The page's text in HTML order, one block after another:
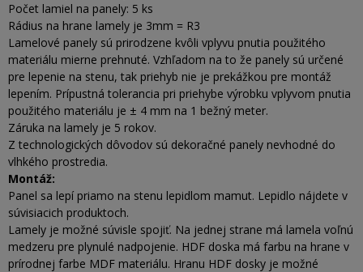
Počet lamiel na panely: 5 ks
Rádius na hrane lamely je 3mm = R3
Lamelové panely sú prirodzene kvôli vplyvu pnutia použitého
materiálu mierne prehnuté. Vzhľadom na to že panely sú určené
pre lepenie na stenu, tak priehyb nie je prekážkou pre montáž
lepením. Prípustná tolerancia pri priehybe výrobku vplyvom pnutia
použitého materiálu je ± 4 mm na 1 bežný meter.
Záruka na lamely je 5 rokov.
Z technologických dôvodov sú dekoračné panely nevhodné do
vlhkého prostredia.
Montáž:
Panel sa lepí priamo na stenu lepidlom mamut. Lepidlo nájdete v
súvisiacich produktoch.
Lamely je možné súvisle spojiť. Na jednej strane má lamela voľnú
medzeru pre plynulé nadpojenie. HDF doska má farbu na hrane v
prírodnej farbe MDF materiálu. Hranu HDF dosky je možné